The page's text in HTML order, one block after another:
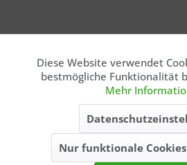
* Privatkunde. Alle Preise inkl.
Versandkosten, wenn
Deutschlands, Lieferzeiten für andere
Funktionale
Tracking
Diese Website verwendet
bestmögliche Funktionalität
Mehr
Nur funktionale